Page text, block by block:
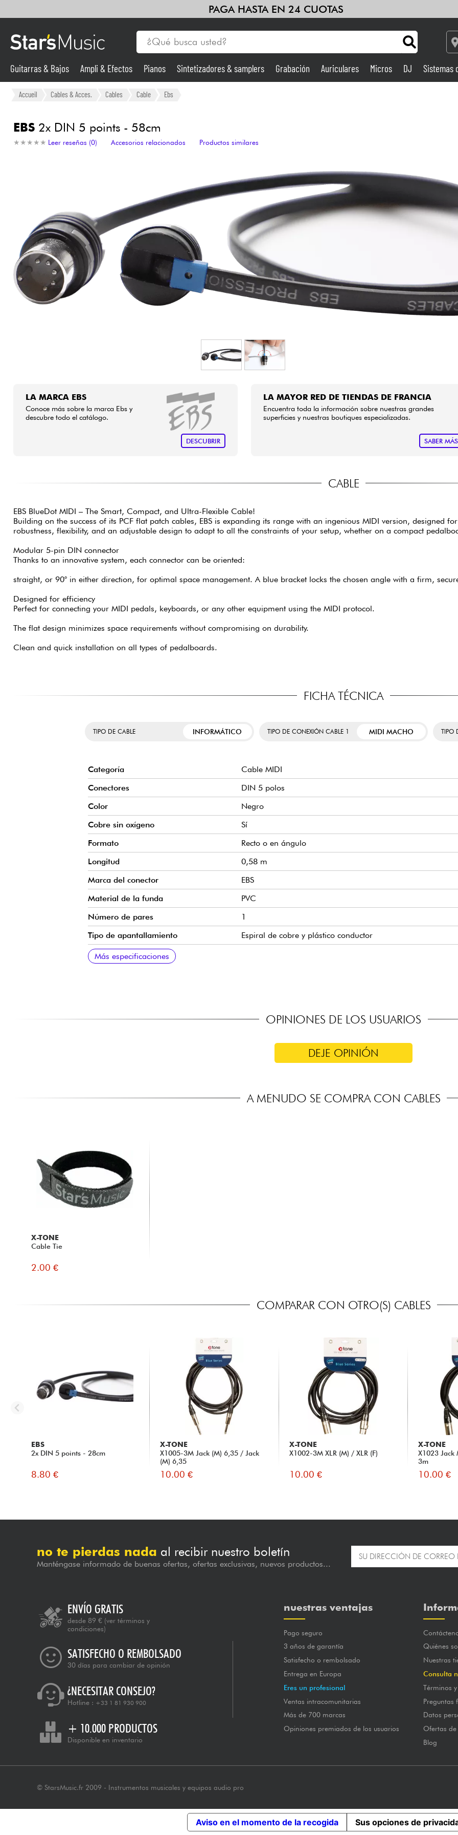
PAGA HASTA EN 24 CUOTAS
Guitarras & Bajos
Sintetizadores & samplers
Batería y percusión
Niños
HiFi Bundle
Guitarras & Bajos Ampli & Efectos Pianos Sintetizadores & samplers Grabación Auriculares Micros DJ Sistemas
Accueil Cables & Acces. Cables Cable Ebs
EBS 2x DIN 5 points - 58cm
★ ★ ★ ★ ★
★ ★ ★ ★ ★ Leer reseñas (0) Accesorios relacionados Productos similares
LA MARCA EBS
Conoce más sobre la marca Ebs y
descubre todo el catálogo.
DESCUBRIR
LA MAYOR RED DE TIENDAS DE FRANCIA
Encuentra toda la información sobre nuestras grandes
superficies y nuestras boutiques especializadas.
SABER MÁS
CABLE
EBS BlueDot MIDI – The Smart, Compact, and Ultra-Flexible Cable!
Building on the success of its PCF flat patch cables, EBS is expanding its range with an ingenious MIDI version, designed
robustness, flexibility, and an adjustable design to adapt to all the constraints of your setup, whether on a compact
Modular 5-pin DIN connector
Thanks to an innovative system, each connector can be oriented:
straight, or 90° in either direction, for optimal space management. A blue bracket locks the chosen angle with a firm,
Designed for efficiency
Perfect for connecting your MIDI pedals, keyboards, or any other equipment using the MIDI protocol.
The flat design minimizes space requirements without compromising on durability.
Clean and quick installation on all types of pedalboards.
FICHA TÉCNICA
TIPO DE CABLE INFORMÁTICO TIPO DE CONEXIÓN CABLE 1 MIDI MACHO TIPO
Categoría
Cable MIDI
Conectores
DIN 5 polos
Color
Negro
Cobre sin oxígeno
Sí
Formato
Recto o en ángulo
Longitud
0,58 m
Marca del conector
EBS
Material de la funda
PVC
Número de pares
1
Tipo de apantallamiento
Espiral de cobre y plástico conductor
Especificaciones adicionales
Disponible en longitudes de 28, 58 y 180 cm
Más especificaciones
OPINIONES DE LOS USUARIOS
DEJE OPINIÓN
A MENUDO SE COMPRA CON CABLES
X-TONE
Cable Tie
2.00 €
COMPARAR CON OTRO(S) CABLES
EBS
2x DIN 5 points - 28cm
8.80 €
X-TONE
X1005-3M Jack (M) 6,35 / Jack
(M) 6,35
10.00 €
X-TONE
X1002-3M XLR (M) / XLR (F)
10.00 €
X-TONE
X1023 Jack
3m
10.00 €
no te pierdas nada al recibir nuestro boletín
Manténgase informado de buenas ofertas, ofertas exclusivas, nuevos productos...
ENVÍO GRATIS
desde 89 € (ver términos y
condiciones)
SATISFECHO O REMBOLSADO
30 días para cambiar de opinión
¿NECESITAR CONSEJO?
Hotline : +33 1 81 930 900
+ 10.000 PRODUCTOS
Disponible en inventario
nuestras ventajas
Pago seguro
3 años de garantía
Satisfecho o rembolsado
Entrega en Europa
Eres un profesional
Ventas intracomunitarias
Más de 700 marcas
Opiniones premiados de los usuarios
Quiénes
Nuestras
Consulta
Términos
Preguntas
Datos
Ofertas
Blog
© StarsMusic.fr 2009 - Instrumentos musicales y equipos audio pro
Aviso en el momento de la recogida Sus opciones de